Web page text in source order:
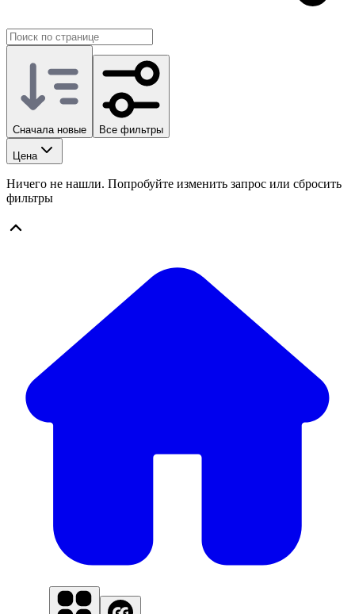
Сначала новые Все фильтры
Цена
Ничего не нашли. Попробуйте изменить запрос или сбросить
фильтры